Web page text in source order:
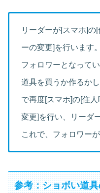
リーダーが[スマホ]の
ーの変更]を行います。
フォロワーとなって
道具を買うか作るか
で再度[スマホ]の[住
変更]を行い、リーダ
これで、フォロワー
参考：ショボい道